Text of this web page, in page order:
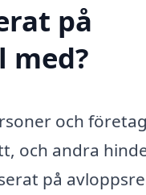
på
med?
och
och andra
på